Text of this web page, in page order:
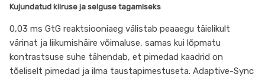
Kujundatud kiiruse ja selguse tagamiseks
0,03 ms GtG reaktsiooniaeg välistab peaaegu täielikult
värinat ja liikumishäire võimaluse, samas kui lõpmatu
kontrastsuse suhe tähendab, et pimedad kaadrid on
tõeliselt pimedad ja ilma taustapimestuseta. Adaptive-Sync